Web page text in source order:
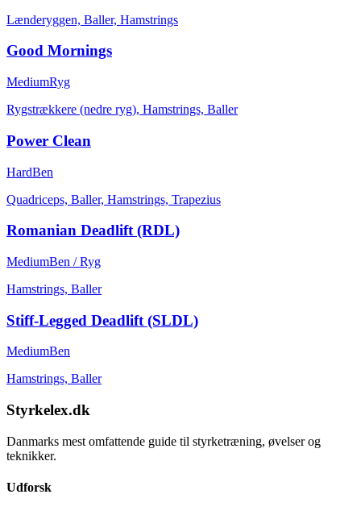
Lænderyggen, Baller, Hamstrings
Good Mornings
MediumRyg
Rygstrækkere (nedre ryg), Hamstrings, Baller
Power Clean
HardBen
Quadriceps, Baller, Hamstrings, Trapezius
Romanian Deadlift (RDL)
MediumBen / Ryg
Hamstrings, Baller
Stiff-Legged Deadlift (SLDL)
MediumBen
Hamstrings, Baller
Styrkelex.dk
Danmarks mest omfattende guide til styrketræning, øvelser og
teknikker.
Udforsk